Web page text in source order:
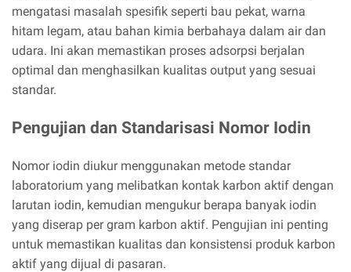
mengatasi masalah spesifik seperti bau pekat, warna
hitam legam, atau bahan kimia berbahaya dalam air dan
udara. Ini akan memastikan proses adsorpsi berjalan
optimal dan menghasilkan kualitas output yang sesuai
standar.
Pengujian dan Standarisasi Nomor Iodin
Nomor iodin diukur menggunakan metode standar
laboratorium yang melibatkan kontak karbon aktif dengan
larutan iodin, kemudian mengukur berapa banyak iodin
yang diserap per gram karbon aktif. Pengujian ini penting
untuk memastikan kualitas dan konsistensi produk karbon
aktif yang dijual di pasaran.